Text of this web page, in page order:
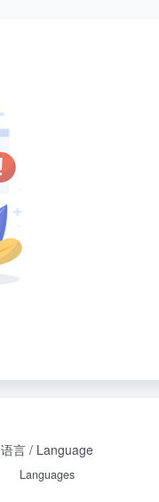
语言 / Language
Languages